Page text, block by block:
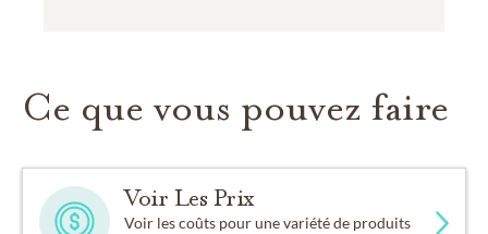
Ce que vous pouvez faire
Voir Les Prix
Voir les coûts pour une variété de produits